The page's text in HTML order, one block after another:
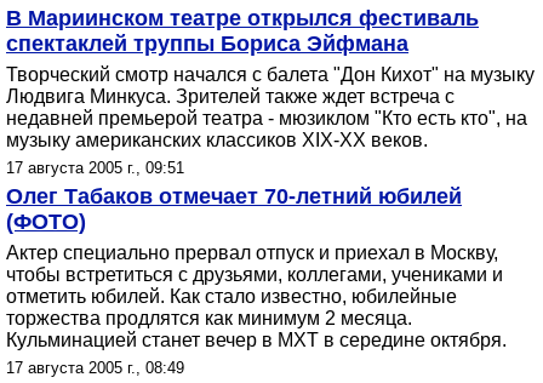
В Мариинском театре открылся фестиваль
спектаклей труппы Бориса Эйфмана
Творческий смотр начался с балета "Дон Кихот" на музыку
Людвига Минкуса. Зрителей также ждет встреча с
недавней премьерой театра - мюзиклом "Кто есть кто", на
музыку американских классиков ХIХ-XX веков.
17 августа 2005 г., 09:51
Олег Табаков отмечает 70-летний юбилей
(ФОТО)
Актер специально прервал отпуск и приехал в Москву,
чтобы встретиться с друзьями, коллегами, учениками и
отметить юбилей. Как стало известно, юбилейные
торжества продлятся как минимум 2 месяца.
Кульминацией станет вечер в МХТ в середине октября.
17 августа 2005 г., 08:49